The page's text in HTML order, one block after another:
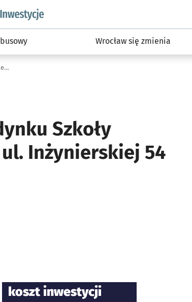
wroclaw.pl podserwis: #InwestycjeWRO -
Wrocław się zmienia
Przebudowa i remont budynku Szkoły Podstawowej nr 109 przy ul. Inżynierskiej 54
Szkoły
Inżynierskiej 54
koszt inwestycji